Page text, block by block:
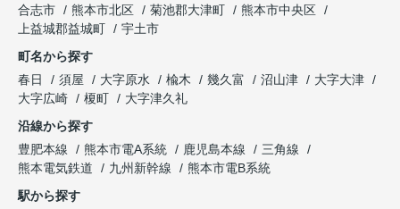
合志市
熊本市北区 菊池郡大津町
熊本市中央区
上益城郡益城町
宇土市
町名から探す
春日
須屋 大字原水 楡木 幾久富 沼山津
大字大津
大字広崎
榎町
大字津久礼
沿線から探す
豊肥本線
熊本市電A系統 鹿児島本線
三角線
熊本電気鉄道
九州新幹線
熊本市電B系統
駅から探す